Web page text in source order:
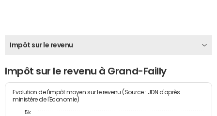
Impôt sur le revenu
Impôt sur le revenu à Grand-Failly
Evolution de l'impôt moyen sur le revenu (Source : JDN d'après
ministère de l'Economie)
5k